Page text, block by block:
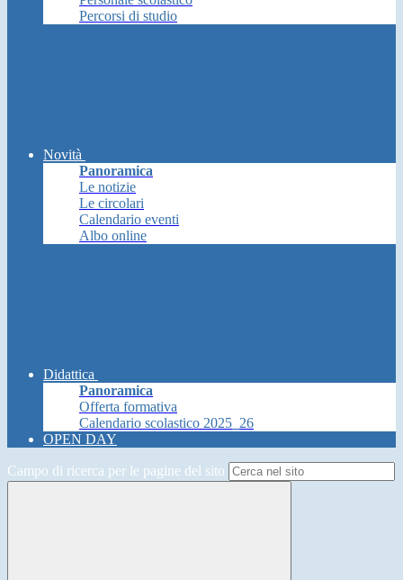
Percorsi di studio
Novità
Panoramica
Le notizie
Le circolari
Calendario eventi
Albo online
Didattica
Panoramica
Offerta formativa
Calendario scolastico 2025_26
OPEN DAY
Campo di ricerca per le pagine del sito